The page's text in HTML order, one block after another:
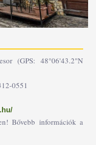
(GPS: 48°06'43.2"N
0551
Bővebb információk a